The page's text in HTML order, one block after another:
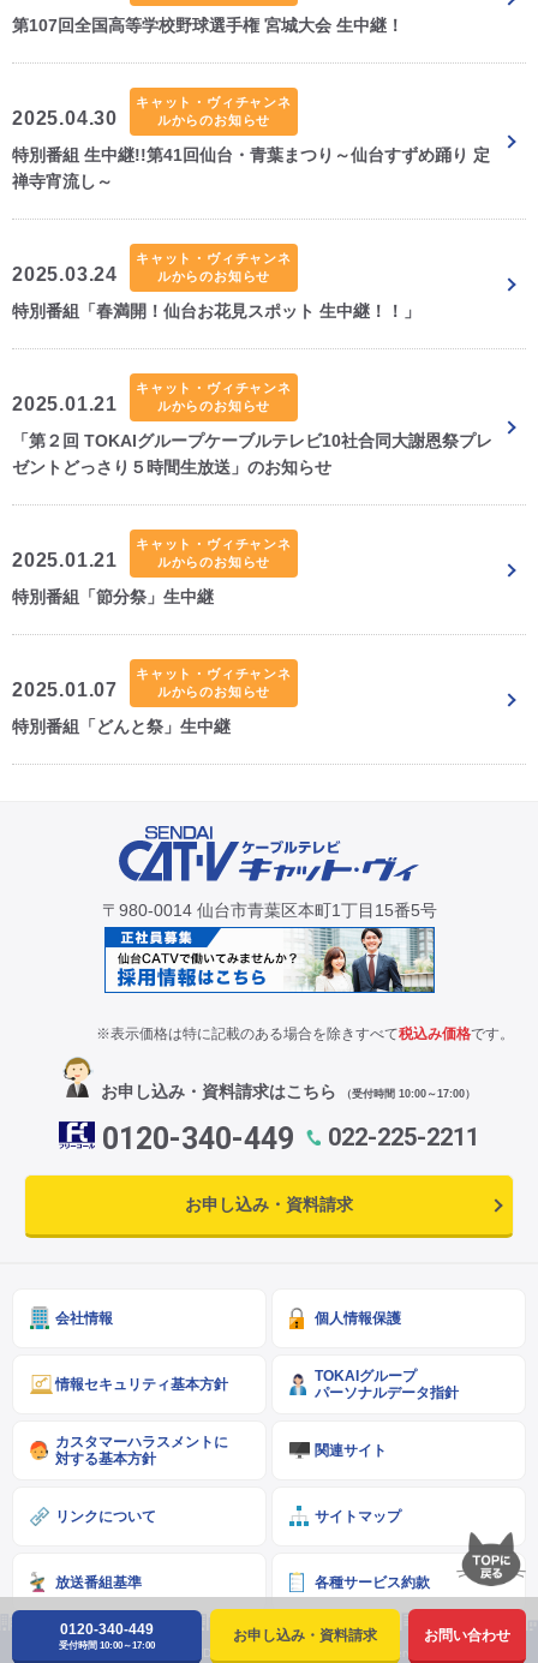
第107回全国高等学校野球選手権 宮城大会 生中継！
2025.04.30
キャット・ヴィチャンネ
ルからのお知らせ
特別番組 生中継!!第41回仙台・青葉まつり～仙台すずめ踊り 定
禅寺宵流し～
2025.03.24
キャット・ヴィチャンネ
ルからのお知らせ
特別番組「春満開！仙台お花見スポット 生中継！！」
2025.01.21
キャット・ヴィチャンネ
ルからのお知らせ
「第２回 TOKAIグループケーブルテレビ10社合同大謝恩祭プレ
ゼントどっさり５時間生放送」のお知らせ
2025.01.21
キャット・ヴィチャンネ
ルからのお知らせ
特別番組「節分祭」生中継
2025.01.07
キャット・ヴィチャンネ
ルからのお知らせ
特別番組「どんと祭」生中継
〒980-0014 仙台市青葉区本町1丁目15番5号
※表示価格は特に記載のある場合を除きすべて税込み価格です。
お申し込み・資料請求はこちら （受付時間 10:00～17:00）
0120-340-449 022-225-2211
お申し込み・資料請求
会社情報 個人情報保護
情報セキュリティ基本方針
TOKAIグループ
パーソナルデータ指針
カスタマーハラスメントに
対する基本方針
関連サイト
リンクについて サイトマップ
放送番組基準 各種サービス約款
Copyright © SENDAI CATV CO.,LTD. ALL Right Reserved.
0120-340-449
受付時間 10:00～17:00
お申し込み・資料請求 お問い合わせ